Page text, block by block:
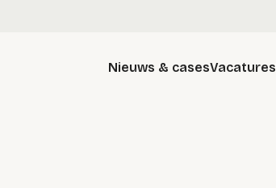
Nieuws & casesVacatures